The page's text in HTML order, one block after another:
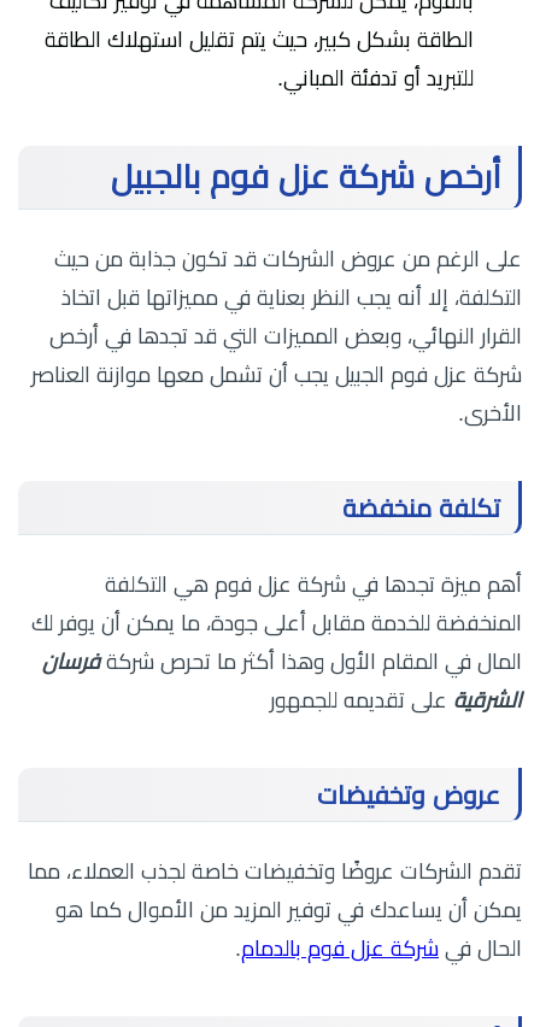
الطاقة بشكل كبير، حيث يتم تقليل استهلاك الطاقة
للتبريد أو تدفئة المباني.
أرخص شركة عزل فوم بالجبيل
على الرغم من عروض الشركات قد تكون جذابة من حيث
التكلفة، إلا أنه يجب النظر بعناية في مميزاتها قبل اتخاذ
القرار النهائي، وبعض المميزات التي قد تجدها في أرخص
شركة عزل فوم الجبيل يجب أن تشمل معها موازنة العناصر
الأخرى.
تكلفة منخفضة
أهم ميزة تجدها في شركة عزل فوم هي التكلفة
المنخفضة للخدمة مقابل أعلى جودة، ما يمكن أن يوفر لك
المال في المقام الأول وهذا أكثر ما تحرص شركةفرسان
الشرقيةعلى تقديمه للجمهور
عروض وتخفيضات
تقدم الشركات عروضًا وتخفيضات خاصة لجذب العملاء، مما
يمكن أن يساعدك في توفير المزيد من الأموال كما هو
الحال في شركة عزل فوم بالدمام.